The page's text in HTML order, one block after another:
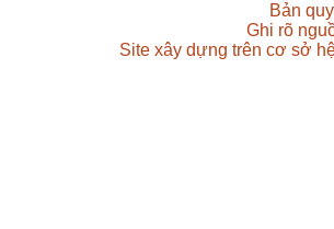
Bản
Ghi rõ
Site xây dựng trên cơ sở